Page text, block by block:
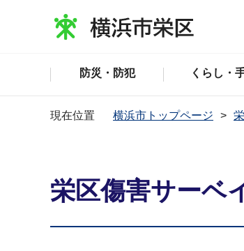
防災・防犯 くらし・
現在位置 横浜市トップページ
栄区傷害サーベ